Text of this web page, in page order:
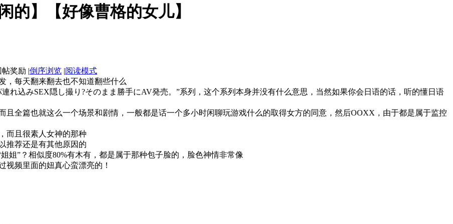
的】【好像曹格的女儿】
|倒序浏览 |阅读模式
，每天翻来翻去也不知道翻些什么
れ込みSEX隠し撮り?そのまま勝手にAV発売。”系列，这个系列本身并没有什么意思，当然如果你会日语的话，听的懂日语
且全篇也就这么一个场景和剧情，一般都是话一个多小时闲聊玩游戏什么的取得女方的同意，然后OOXX，由于都是属于监控
而且很素人女神的那种
推荐还是有其他原因的
姐”？相似度80%有木有，都是属于那种包子脸的，脸色神情非常像
视频里面的妞真心蛮漂亮的！